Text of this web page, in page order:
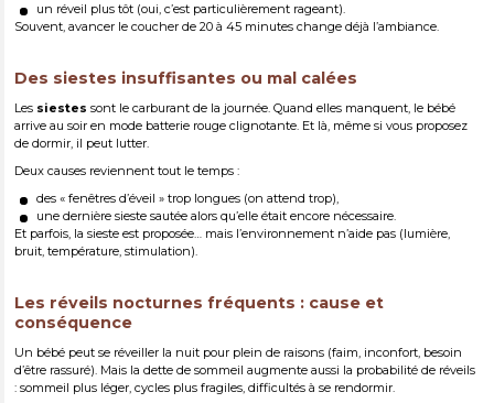
un réveil plus tôt (oui, c’est particulièrement rageant).
Souvent, avancer le coucher de 20 à 45 minutes change déjà l’ambiance.
Des siestes insuffisantes ou mal calées
Les siestes sont le carburant de la journée. Quand elles manquent, le bébé
arrive au soir en mode batterie rouge clignotante. Et là, même si vous proposez
de dormir, il peut lutter.
Deux causes reviennent tout le temps :
des « fenêtres d’éveil » trop longues (on attend trop),
une dernière sieste sautée alors qu’elle était encore nécessaire.
Et parfois, la sieste est proposée… mais l’environnement n’aide pas (lumière,
bruit, température, stimulation).
Les réveils nocturnes fréquents : cause et
conséquence
Un bébé peut se réveiller la nuit pour plein de raisons (faim, inconfort, besoin
d’être rassuré). Mais la dette de sommeil augmente aussi la probabilité de réveils
: sommeil plus léger, cycles plus fragiles, difficultés à se rendormir.